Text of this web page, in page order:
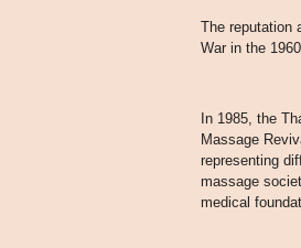
The reputation
War in the
In 1985, the
Massage
representing
massage
medical